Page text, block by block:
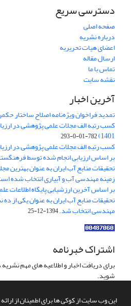
این وب سایت از کوکی ها برای اطمینان از
دسترسی سریع
صفحه اصلی
درباره نشریه
اعضای هیات تحریریه
ارسال مقاله
تماس با ما
نقشه سایت
آخرین اخبار
تمدید فراخوان ویژه‌نامه اصلاح ساختار
1401)
782-01-0-293
کسب رتبه الف مجلات علمی پژوهشی در ارزیابی
تحقیقات منابع آب ایران به عنوان
زمینه مهندسی آب و آبیاری انتخاب شده
بر اساس آخرین ارزشیابی پایگاه اطلاعات
تحقیقات منابع آب ایران به عنوان یکی از
مهندسی انتخاب شد.1394-12-25
اشتراک خبرنامه
برای دریافت اخبار و اطلاعیه های مهم
شوید.